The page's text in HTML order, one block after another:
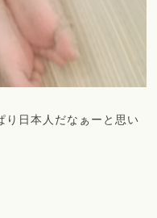
り日本人だなぁーと思い